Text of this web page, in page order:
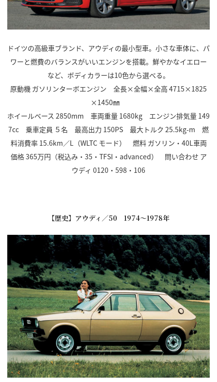
ドイツの高級車ブランド、アウディの最小型車。小さな車体に、パ
ワーと燃費のバランスがいいエンジンを搭載。鮮やかなイエロー
など、ボディカラーは10色から選べる。
原動機 ガソリンターボエンジン 全長×全幅×全高 4715×1825
×1450㎜
ホイールベース 2850mm 車両重量 1680kg エンジン排気量 149
7cc 乗車定員 ５名 最高出力 150PS 最大トルク 25.5kg-m 燃
料消費率 15.6km／L（WLTC モード） 燃料 ガソリン・40L車両
価格 365万円（税込み・35・TFSI・advanced） 問い合わせ ア
ウディ 0120・598・106
【歴史】アウディ／50 1974～1978年